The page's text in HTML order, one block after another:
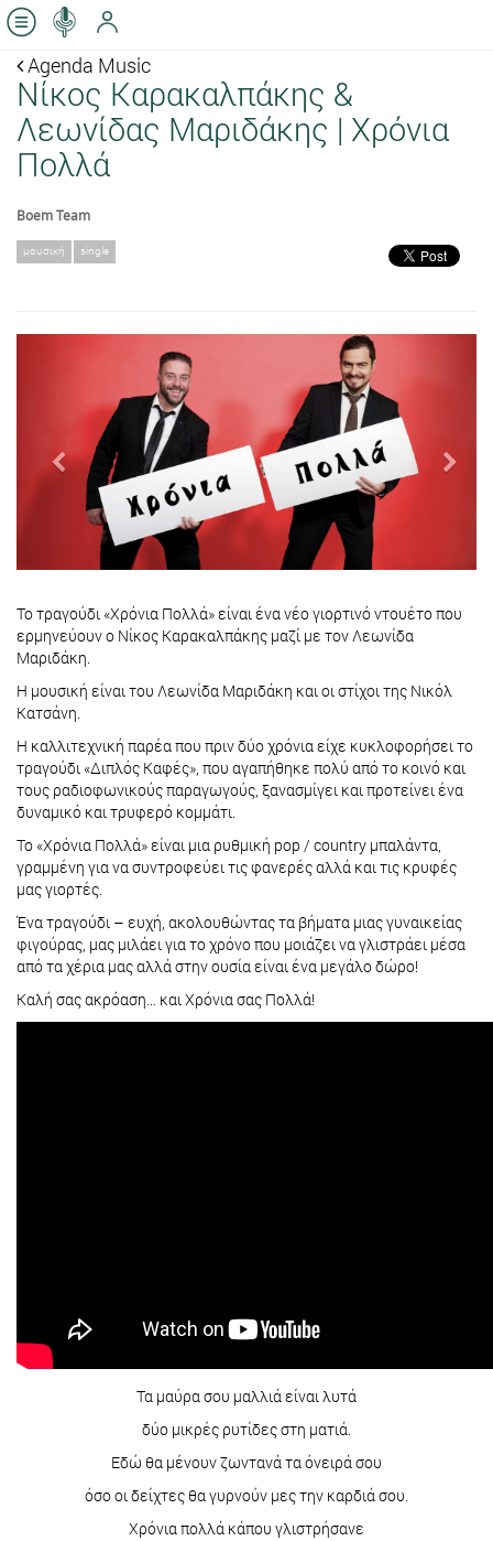
Agenda Music
Νίκος Καρακαλπάκης &
Λεωνίδας Μαριδάκης | Χρόνια
Πολλά
Boem Team
μουσική single
Το τραγούδι «Χρόνια Πολλά» είναι ένα νέο γιορτινό ντουέτο που
ερμηνεύουν ο Νίκος Καρακαλπάκης μαζί με τον Λεωνίδα
Μαριδάκη.
Η μουσική είναι του Λεωνίδα Μαριδάκη και οι στίχοι της Νικόλ
Κατσάνη.
Η καλλιτεχνική παρέα που πριν δύο χρόνια είχε κυκλοφορήσει το
τραγούδι «Διπλός Καφές», που αγαπήθηκε πολύ από το κοινό και
τους ραδιοφωνικούς παραγωγούς, ξανασμίγει και προτείνει ένα
δυναμικό και τρυφερό κομμάτι.
Το «Χρόνια Πολλά» είναι μια ρυθμική pop / country μπαλάντα,
γραμμένη για να συντροφεύει τις φανερές αλλά και τις κρυφές
μας γιορτές.
Ένα τραγούδι – ευχή, ακολουθώντας τα βήματα μιας γυναικείας
φιγούρας, μας μιλάει για το χρόνο που μοιάζει να γλιστράει μέσα
από τα χέρια μας αλλά στην ουσία είναι ένα μεγάλο δώρο!
Καλή σας ακρόαση… και Χρόνια σας Πολλά!
Τα μαύρα σου μαλλιά είναι λυτά
δύο μικρές ρυτίδες στη ματιά.
Εδώ θα μένουν ζωντανά τα όνειρά σου
όσο οι δείχτες θα γυρνούν μες την καρδιά σου.
Χρόνια πολλά κάπου γλιστρήσανε